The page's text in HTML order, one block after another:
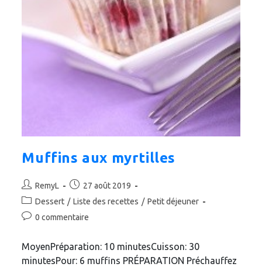
Muffins aux myrtilles
Auteur/autrice
de
la
publication :
RemyL
Publication
publiée :
27 août 2019
Post
category:
Dessert / Liste des recettes / Petit déjeuner
Commentaires
la
publication :
0 commentaire
MoyenPréparation: 10 minutesCuisson: 30
minutesPour: 6 muffins PRÉPARATION Préchauffez